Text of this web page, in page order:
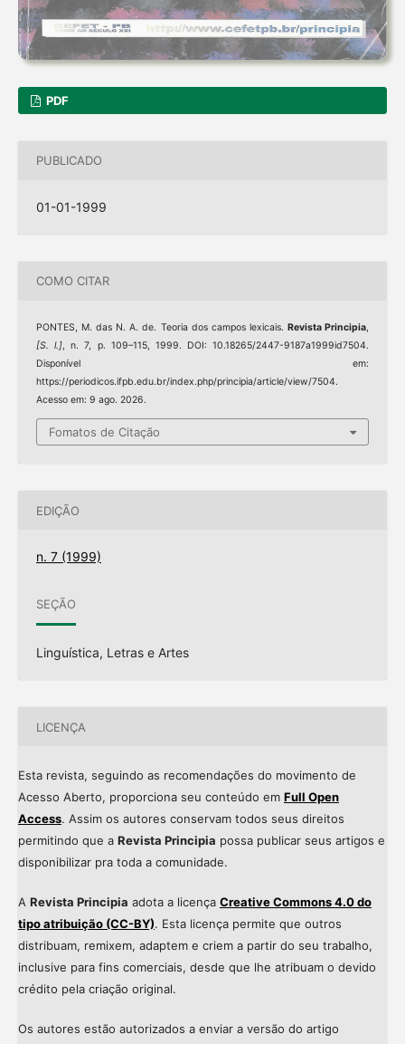
PDF
PUBLICADO
01-01-1999
COMO CITAR
PONTES, M. das N. A. de. Teoria dos campos lexicais. Revista Principia,
[S. l.], n. 7, p. 109–115, 1999. DOI: 10.18265/2447-9187a1999id7504.
Disponível em:
https://periodicos.ifpb.edu.br/index.php/principia/article/view/7504.
Acesso em: 9 ago. 2026.
Fomatos de Citação
EDIÇÃO
n. 7 (1999)
SEÇÃO
Linguística, Letras e Artes
LICENÇA
Esta revista, seguindo as recomendações do movimento de
Acesso Aberto, proporciona seu conteúdo em Full Open
Access. Assim os autores conservam todos seus direitos
permitindo que a Revista Principia possa publicar seus artigos e
disponibilizar pra toda a comunidade.
A Revista Principia adota a licença Creative Commons 4.0 do
tipo atribuição (CC-BY). Esta licença permite que outros
distribuam, remixem, adaptem e criem a partir do seu trabalho,
inclusive para fins comerciais, desde que lhe atribuam o devido
crédito pela criação original.
Os autores estão autorizados a enviar a versão do artigo